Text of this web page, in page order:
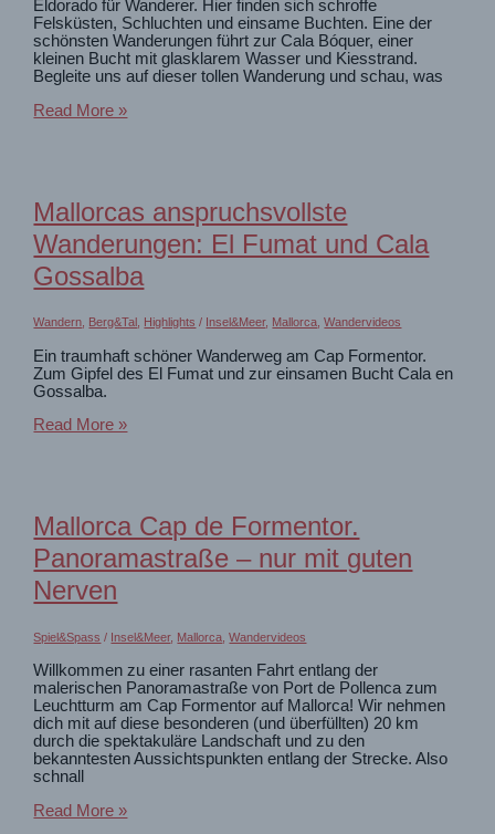
Eldorado für Wanderer. Hier finden sich schroffe
Felsküsten, Schluchten und einsame Buchten. Eine der
schönsten Wanderungen führt zur Cala Bóquer, einer
kleinen Bucht mit glasklarem Wasser und Kiesstrand.
Begleite uns auf dieser tollen Wanderung und schau, was
Mallorca
Cala
Bóquer
ab
Port
de
Read More »
Mallorcas anspruchsvollste
Wanderungen: El Fumat und Cala
Gossalba
Wandern Berg&Tal Highlights / Insel&Meer, Mallorca ,Wandervideos
Ein traumhaft schöner Wanderweg am Cap Formentor.
Zum Gipfel des El Fumat und zur einsamen Bucht Cala en
Gossalba.
Mallorcas
und
Cala
Gossalba
Read More »
Mallorca Cap de Formentor.
Panoramastraße – nur mit guten
Nerven
Spiel&Spass / Insel&Meer, Mallorca ,Wandervideos
Willkommen zu einer rasanten Fahrt entlang der
malerischen Panoramastraße von Port de Pollenca zum
Leuchtturm am Cap Formentor auf Mallorca! Wir nehmen
dich mit auf diese besonderen (und überfüllten) 20 km
durch die spektakuläre Landschaft und zu den
bekanntesten Aussichtspunkten entlang der Strecke. Also
schnall
Mallorca
Read More »